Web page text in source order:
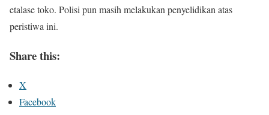
etalase toko. Polisi pun masih melakukan penyelidikan atas
peristiwa ini.
Share this:
X
Facebook